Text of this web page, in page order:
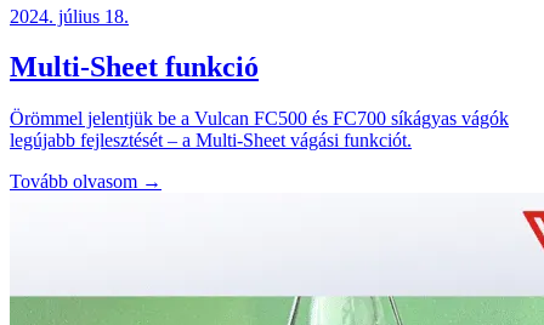
2024. július 18.
Multi-Sheet funkció
Örömmel jelentjük be a Vulcan FC500 és FC700 síkágyas vágók
legújabb fejlesztését – a Multi-Sheet vágási funkciót.
Tovább olvasom →